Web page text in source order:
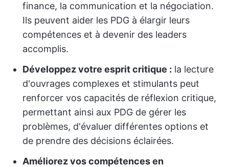
finance, la communication et la négociation.
Ils peuvent aider les PDG à élargir leurs
compétences et à devenir des leaders
accomplis.
Développez votre esprit critique : la lecture
d'ouvrages complexes et stimulants peut
renforcer vos capacités de réflexion critique,
permettant ainsi aux PDG de gérer les
problèmes, d'évaluer différentes options et
de prendre des décisions éclairées.
Améliorez vos compétences en